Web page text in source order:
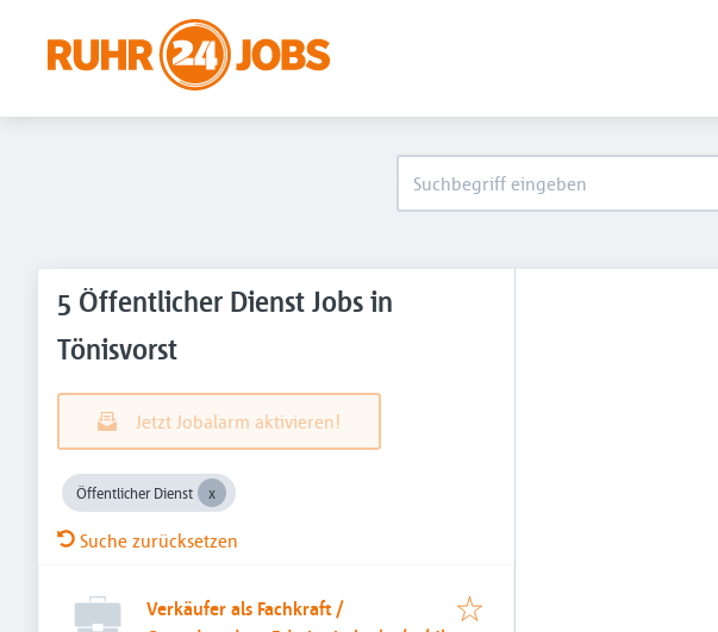
5 Öffentlicher Dienst Jobs in
Tönisvorst
Jetzt Jobalarm aktivieren!
Öffentlicher Dienst
Suche zurücksetzen
Verkäufer als Fachkraft /